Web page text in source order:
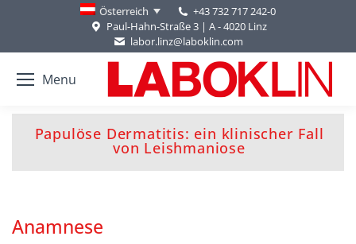
Österreich
+43 732 717 242-0
Paul-Hahn-Straße 3 | A - 4020 Linz
labor.linz@laboklin.com
Menu
Papulöse Dermatitis: ein klinischer Fall
von Leishmaniose
You are here:
Anamnese